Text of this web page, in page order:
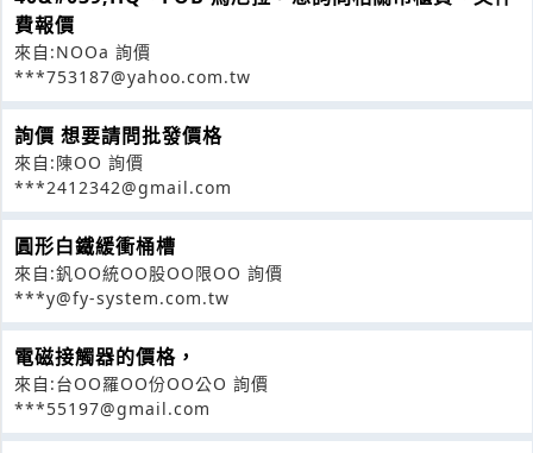
費報價
來自:NOOa 詢價
***753187@yahoo.com.tw
詢價 想要請問批發價格
來自:陳OO 詢價
***2412342@gmail.com
圓形白鐵緩衝桶槽
來自:釩OO統OO股OO限OO 詢價
***y@fy-system.com.tw
電磁接觸器的價格，
來自:台OO羅OO份OO公O 詢價
***55197@gmail.com